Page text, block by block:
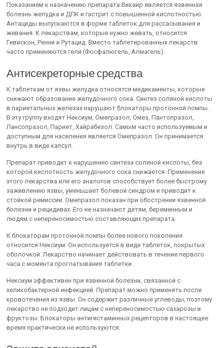
Показанием к назначению препарата Викаир является язвенная
болезнь желудка и ДПК и гастрит с повышенной кислотностью.
Антациды выпускаются в форме таблеток для рассасывания и
жевания. К лекарствам, которые нужно жевать, относится
Гевискон, Ренни и Рутацид. Вместо таблетированных лекарств
часто применяются гели (Фосфалюгель, Алмагель).
Антисекреторные средства
К таблеткам от язвы желудка относятся медикаменты, которые
снижают образование желудочного сока. Синтез соляной кислоты
в париетальных железах нарушают блокаторы протонной помпы.
В эту группу входят Нексиум, Омепразол, Омез, Пантопразол,
Лансопразол, Париет, Хайрабезол. Самым часто используемым и
доступным для населения является Омепразол. Он принимается
внутрь в виде капсул.
Препарат приводит к нарушению синтеза соляной кислоты, без
которой кислотность желудочного сока снижается. Применение
этого лекарства или его аналогов способствует более быстрому
заживлению язвы, уменьшает болевой синдром и приводит к
стойкой ремиссии. Омепразол показан при обострении язвенной
болезни и рецидивах. Его не назначают детям, беременным и
людям с непереносимостью составляющих препарата.
К блокаторам протонной помпы более нового поколения
относится Нексиум. Он используется в виде таблеток, покрытых
оболочкой. Лекарство начинает действовать в течение первого
часа с момента проглатывания таблетки.
Нексиум эффективен при язвенной болезни, связанной с
хеликобактерной инфекцией. Препарат можно применять после
кровотечения из язвы. Он содержит различные углеводы, поэтому
лекарство не подходит лицам с непереносимостью сахарозы и
фруктозы. Блокаторы антигистаминных рецепторов в настоящее
время практически не используются.